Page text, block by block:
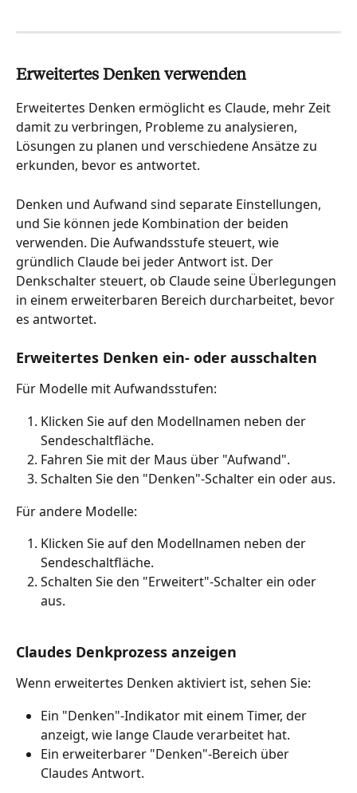
Erweitertes Denken verwenden
Erweitertes Denken ermöglicht es Claude, mehr Zeit
damit zu verbringen, Probleme zu analysieren,
Lösungen zu planen und verschiedene Ansätze zu
erkunden, bevor es antwortet.
Denken und Aufwand sind separate Einstellungen,
und Sie können jede Kombination der beiden
verwenden. Die Aufwandsstufe steuert, wie
gründlich Claude bei jeder Antwort ist. Der
Denkschalter steuert, ob Claude seine Überlegungen
in einem erweiterbaren Bereich durcharbeitet, bevor
es antwortet.
Erweitertes Denken ein- oder ausschalten
Für Modelle mit Aufwandsstufen:
Klicken Sie auf den Modellnamen neben der
Sendeschaltfläche.
Fahren Sie mit der Maus über "Aufwand".
Schalten Sie den "Denken"-Schalter ein oder aus.
Für andere Modelle:
Klicken Sie auf den Modellnamen neben der
Sendeschaltfläche.
Schalten Sie den "Erweitert"-Schalter ein oder
aus.
Claudes Denkprozess anzeigen
Wenn erweitertes Denken aktiviert ist, sehen Sie:
Ein "Denken"-Indikator mit einem Timer, der
anzeigt, wie lange Claude verarbeitet hat.
Ein erweiterbarer "Denken"-Bereich über
Claudes Antwort.